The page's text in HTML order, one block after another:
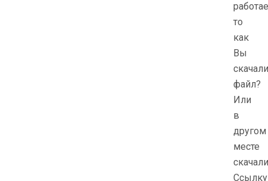
то
как
Вы
скачали
файл?
Или
в
другом
месте
Ссылку